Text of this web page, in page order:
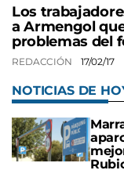
Los
a Armengol
problemas del
REDACCIÓN 17/02/17
NOTICIAS DE